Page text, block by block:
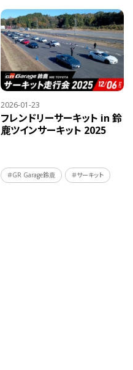
2026-01-23
フレンドリーサーキット in 鈴
鹿ツインサーキット 2025
＃GR Garage鈴鹿 ＃サーキット